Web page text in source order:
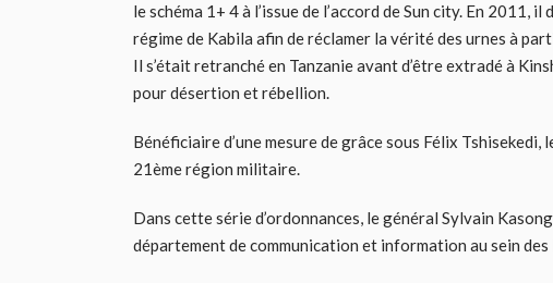
le schéma 1+ 4 à l’issue de l’accord de Sun city. En 2011,
régime de Kabila afin de réclamer la vérité des urnes à
Il s’était retranché en Tanzanie avant d’être extradé à
pour désertion et rébellion.
Bénéficiaire d’une mesure de grâce sous Félix
21ème région militaire.
Dans cette série d’ordonnances, le général Sylvain
département de communication et information au sein des